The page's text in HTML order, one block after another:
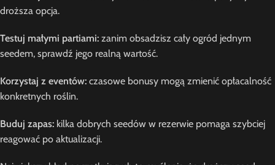
droższa opcja.
Testuj małymi partiami: zanim obsadzisz cały ogród jednym
seedem, sprawdź jego realną wartość.
Korzystaj z eventów: czasowe bonusy mogą zmienić opłacalność
konkretnych roślin.
Buduj zapas: kilka dobrych seedów w rezerwie pomaga szybciej
reagować po aktualizacji.